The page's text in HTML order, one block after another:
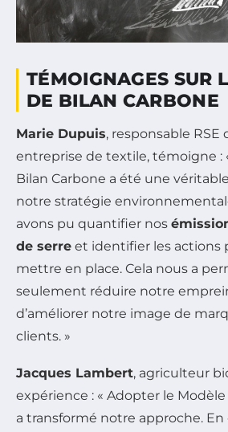
TÉMOIGNAGES SUR
DE BILAN CARBONE
Marie Dupuis, responsable RSE
entreprise de textile, témoigne :
Bilan Carbone a été une
notre stratégie
avons pu quantifier nos
de serre et identifier les actions
mettre en place. Cela nous a
seulement réduire notre
d’améliorer notre image de
clients. »
Jacques Lambert, agriculteur
expérience : « Adopter le
a transformé notre approche.